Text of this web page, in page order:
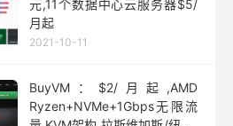
元,11个数据中心云服务器$5/
月起
2021-10-11
BuyVM：$2/月起,AMD
Ryzen+NVMe+1Gbps无限流